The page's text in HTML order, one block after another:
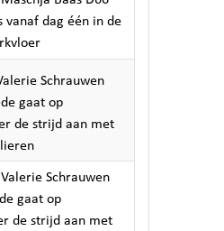
vanaf dag één in de
Schrauwen
gaat op
de strijd aan met
Schrauwen
gaat op
de strijd aan met